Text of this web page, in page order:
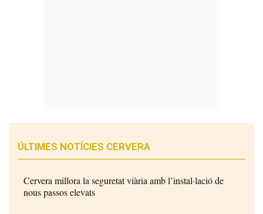
ÚLTIMES NOTÍCIES CERVERA
Cervera millora la seguretat viària amb l’instal·lació de
nous passos elevats